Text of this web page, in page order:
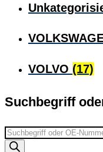
VOLVO (17)
Suchbegriff
Suchbegriff
eingeben